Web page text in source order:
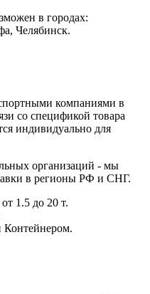
в городах:
Челябинск.
компаниями в
со спецификой товара
индивидуально для
организаций - мы
в регионы РФ и СНГ.
1.5 до 20 т.